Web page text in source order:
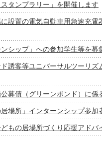
スタンプラリー」を開催します
設置の電気自動車用急速充電
ンシップ」への参加学生等を募
誘客等ユニバーサルツーリズ
募債（グリーンボンド）に係
場所」インターンシップ参加
もの居場所づくり応援アドバ